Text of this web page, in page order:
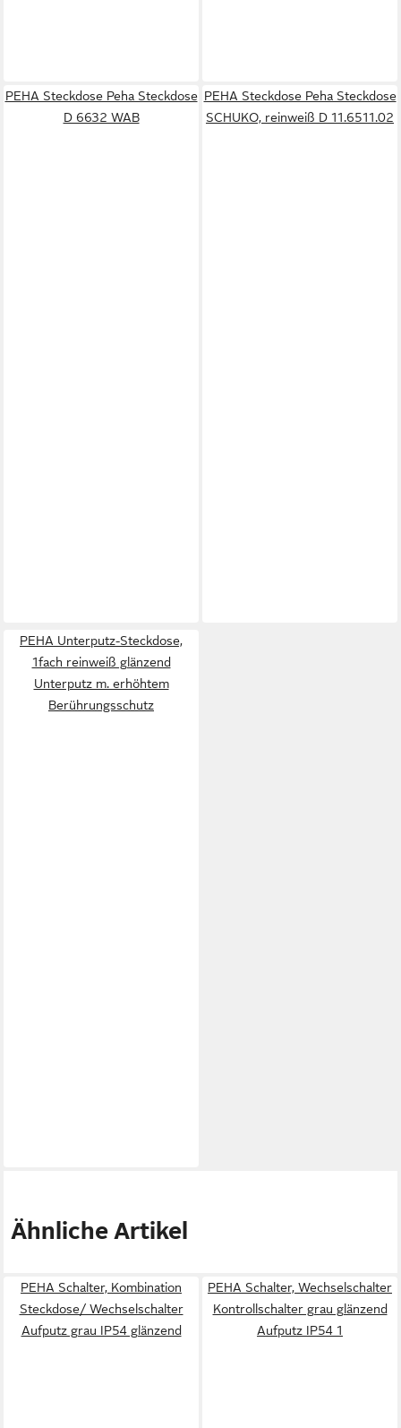
PEHA Steckdose Peha Steckdose
D 6632 WAB
PEHA Steckdose Peha Steckdose
SCHUKO, reinweiß D 11.6511.02
PEHA Unterputz-Steckdose,
1fach reinweiß glänzend
Unterputz m. erhöhtem
Berührungsschutz
Ähnliche Artikel
PEHA Schalter, Kombination
Steckdose/ Wechselschalter
Aufputz grau IP54 glänzend
PEHA Schalter, Wechselschalter
Kontrollschalter grau glänzend
Aufputz IP54 1